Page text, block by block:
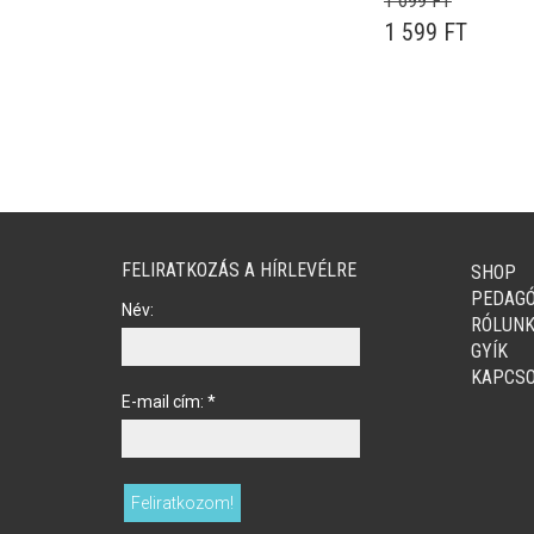
ORIGINAL
1 599 FT
FELIRATKOZÁS A HÍRLEVÉLRE
Név:
E-mail cím: *
SHOP
RÓLUNK
GYÍK